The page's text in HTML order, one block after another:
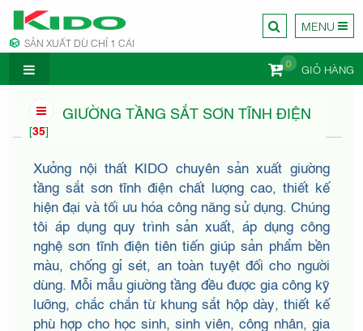
SẢN XUẤT DÙ CHỈ 1 CÁI
MENU
GIỎ HÀNG
0
CÔNG TY
NỘI
GIƯỜNG TẦNG SẮT SƠN TĨNH ĐIỆN
[35]
Xưởng nội thất KIDO chuyên sản xuất giường
tầng sắt sơn tĩnh điện chất lượng cao, thiết kế
hiện đại và tối ưu hóa công năng sử dụng. Chúng
tôi áp dụng quy trình sản xuất, áp dụng công
nghệ sơn tĩnh điện tiên tiến giúp sản phẩm bền
màu, chống gỉ sét, an toàn tuyệt đối cho người
dùng. Mỗi mẫu giường tầng đều được gia công kỹ
lưỡng, chắc chắn từ khung sắt hộp dày, thiết kế
phù hợp cho học sinh, sinh viên, công nhân, gia